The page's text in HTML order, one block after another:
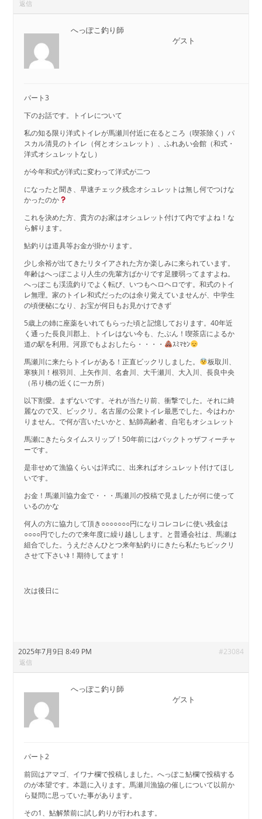
返信
へっぽこ釣り師
ゲスト
パート3
下のお話です。トイレについて
私の知る限り洋式トイレが馬瀬川付近に在るところ（喫茶除く）パ
スカル清見のトイレ（何とオシュレット）、ふれあい会館（和式・
洋式オシュレットなし）
が今年和式が洋式に変わって洋式が二つ
になったと聞き、早速チェック残念オシュレットは無し何でつけな
かったのか
これを決めた方、貴方のお家はオシュレット付けて内ですよね！な
ら解ります。
鮎釣りは道具等お金が掛かります。
少し余裕が出てきたリタイアされた方か楽しみに来られています。
年齢はへっぽこより人生の先輩方ばかりです足腰弱ってますよね。
へっぽこも渓流釣りでよく転び、いつもヘロヘロです。和式のトイ
レ無理。家のトイレ和式だったのは余り覚えていませんが、中学生
の頃便秘になり、お宝が何日もお見かけできず
5歳上の姉に座薬をいれてもらった頃と記憶しております。40年近
く通った長良川郡上、トイレはない今も、たぶん！喫茶店によるか
道の駅を利用。河原でもよおしたら・・・・
ｽﾐﾏｾﾝ
馬瀬川に来たらトイレがある！正直ビックリしました。
板取川、
寒狭川！根羽川、上矢作川、名倉川、大千瀬川、大入川、長良中央
（吊り橋の近くに一カ所）
以下割愛。まずないです。それが当たり前、衝撃でした。それに綺
麗なので又、ビックリ。名古屋の公衆トイレ最悪でした。今はわか
りません。で何が言いたいかと、鮎師高齢者、自宅もオシュレット
馬瀬にきたらタイムスリップ！50年前にはバックトゥザフィーチャ
ーです。
是非せめて漁協くらいは洋式に、出来ればオシュレット付けてほし
いです。
お金！馬瀬川協力金で・・・馬瀬川の投稿で見ましたが何に使って
いるのかな
何人の方に協力して頂き○○○○○○○円になりコレコレに使い残金は
○○○○円でしたので来年度に繰り越しします。と普通会社は、馬瀬は
組合でした。うえださんひとつ来年鮎釣りにきたら私たちビックリ
させて下さいﾈ！期待してます！
次は後日に
2025年7月9日 8:49 PM #23084
返信
へっぽこ釣り師
ゲスト
パート2
前回はアマゴ、イワナ欄で投稿しました。へっぽこ鮎欄で投稿する
のが本望です。本題に入ります。馬瀬川漁協の催しについて以前か
ら疑問に思っていた事があります。
その1、鮎解禁前に試し釣りが行われます。